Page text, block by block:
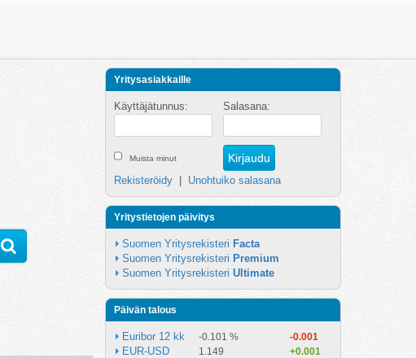
Yritysasiakkaille
Käyttäjätunnus: Salasana:
Muista minut
Rekisteröidy Unohtuiko salasana
Yritystietojen päivitys
Suomen Yritysrekisteri Facta
Suomen Yritysrekisteri Premium
Suomen Yritysrekisteri Ultimate
Päivän talous
Euribor 12 kk -0.101 % -0.001
EUR-USD 1.149 +0.001